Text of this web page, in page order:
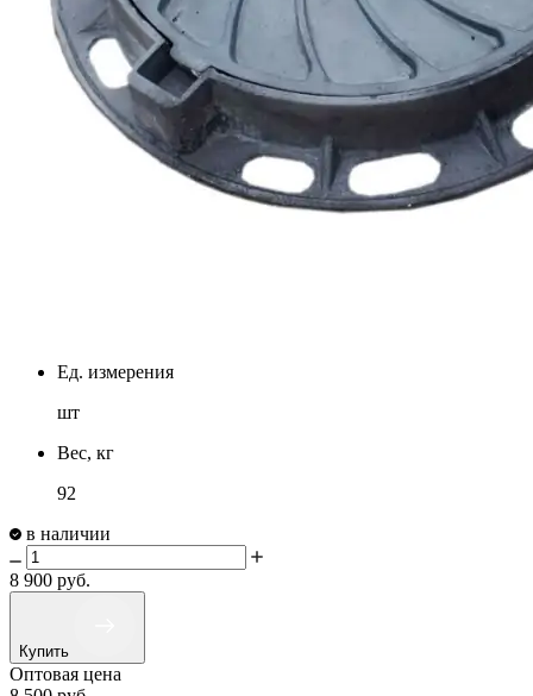
Ед. измерения
шт
Вес, кг
92
в наличии
8 900 руб.
Купить
Оптовая цена